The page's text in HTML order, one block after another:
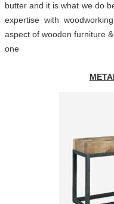
butter and it is what we do
expertise with
aspect of wooden furniture
one